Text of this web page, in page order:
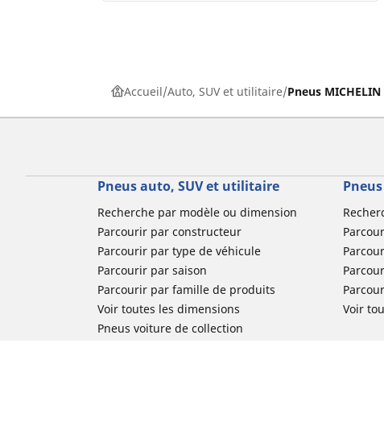
Accueil Auto, SUV et utilitaire Pneus
Pneus auto, SUV et utilitaire
Recherche par modèle ou dimension
Parcourir par constructeur
Parcourir par type de véhicule
Parcourir par saison
Parcourir par famille de produits
Voir toutes les dimensions
Pneus voiture de collection
Voir